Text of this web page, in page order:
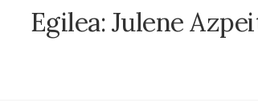
Egilea:Julene